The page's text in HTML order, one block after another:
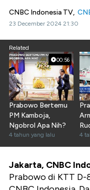
CNBC Indonesia TV,
23 December 2024 21:30
Related
00:56
Prabowo Bertemu
PM Kamboja,
Ngobrol Apa Nih?
4 tahun yang lalu 4
Jakarta, CNBC
Prabowo di KTT